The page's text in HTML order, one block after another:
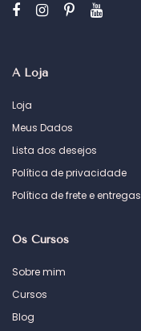
A Loja
Loja
Meus Dados
Lista dos desejos
Política de privacidade
Política de frete e entregas
Os Cursos
Sobre mim
Cursos
Blog